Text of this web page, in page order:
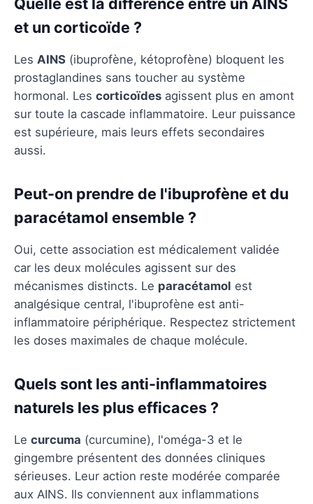
et un corticoïde ?
Les AINS (ibuprofène, kétoprofène) bloquent les
prostaglandines sans toucher au système
hormonal. Les corticoïdes agissent plus en amont
sur toute la cascade inflammatoire. Leur puissance
est supérieure, mais leurs effets secondaires
aussi.
Peut-on prendre de l'ibuprofène et du
paracétamol ensemble ?
Oui, cette association est médicalement validée
car les deux molécules agissent sur des
mécanismes distincts. Le paracétamol est
analgésique central, l'ibuprofène est anti-
inflammatoire périphérique. Respectez strictement
les doses maximales de chaque molécule.
Quels sont les anti-inflammatoires
naturels les plus efficaces ?
Le curcuma (curcumine), l'oméga-3 et le
gingembre présentent des données cliniques
sérieuses. Leur action reste modérée comparée
aux AINS. Ils conviennent aux inflammations